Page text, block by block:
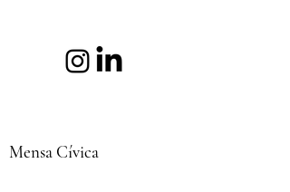
Mensa Cívica